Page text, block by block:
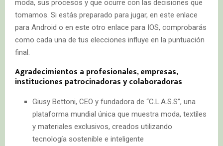
moda, sus procesos y que ocurre con las decisiones que
tomamos. Si estás preparado para jugar, en este enlace
para Android o en este otro enlace para IOS, comprobarás
como cada una de tus elecciones influye en la puntuación
final.
Agradecimientos a profesionales, empresas,
instituciones patrocinadoras y colaboradoras
Giusy Bettoni, CEO y fundadora de “C.L.A.S.S”, una
plataforma mundial única que muestra moda, textiles
y materiales exclusivos, creados utilizando
tecnología sostenible e inteligente